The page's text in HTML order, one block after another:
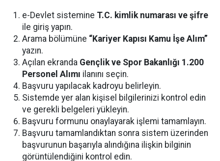
e-Devlet sistemine T.C. kimlik numarası ve şifre
ile giriş yapın.
Arama bölümüne “Kariyer Kapısı Kamu İşe Alım”
yazın.
Açılan ekranda Gençlik ve Spor Bakanlığı 1.200
Personel Alımı ilanını seçin.
Başvuru yapılacak kadroyu belirleyin.
Sistemde yer alan kişisel bilgilerinizi kontrol edin
ve gerekli belgeleri yükleyin.
Başvuru formunu onaylayarak işlemi tamamlayın.
Başvuru tamamlandıktan sonra sistem üzerinden
başvurunun başarıyla alındığına ilişkin bilginin
görüntülendiğini kontrol edin.